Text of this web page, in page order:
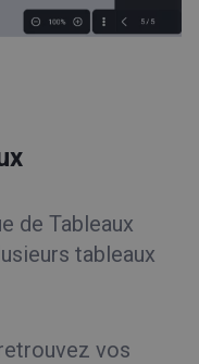
de Tableaux
tableaux
vos